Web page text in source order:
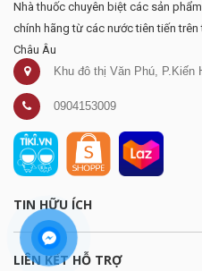
Nhà thuốc chuyên biệt các sản
chính hãng từ các nước tiên tiến trên
Châu Âu
Khu đô thị Văn Phú, P.Kiến
0904153009
TIN HỮU ÍCH
LIÊN KẾT HỖ TRỢ